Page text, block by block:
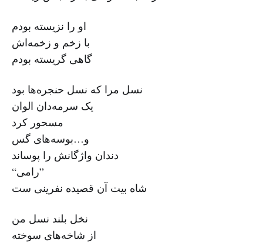
او را نزیسته بودم
با زخم و زخمه‌اش
گاهی گریسته بودم
نسل مرا که نسل حنجره‌ها بود
یک سرمه‌دان الوان
مسحور کرد
و…بوسه‌های گس
دندان واژگانش را پوساند
“رامی”
شاه بیت آن قصیده نفرینی ست
نخل بلند نسل من
از شاخه‌های سوخته